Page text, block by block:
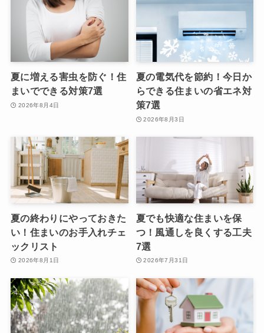
夏に増える害虫を防ぐ！住
まいでできる対策7選
2026年8月4日
夏の電気代を節約！今日か
らできる住まいの省エネ対
策7選
2026年8月3日
夏の終わりにやっておきた
い！住まいのお手入れチェ
ックリスト
2026年8月1日
夏でも快適な住まいを保
つ！風通しを良くする工夫
7選
2026年7月31日